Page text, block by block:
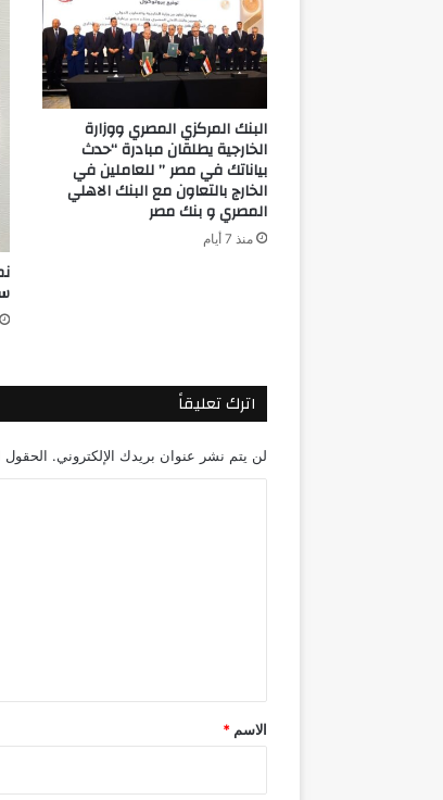
البنك المركزي المصري ووزارة
الخارجية يطلقان مبادرة “حدث
بياناتك في مصر ” للعاملين في
الخارج بالتعاون مع البنك الاهلي
المصري و بنك مصر
منذ 7 أيام
اترك تعليقاً
لن يتم نشر عنوان بريدك الإلكتروني. الحقول
*
الاسم *